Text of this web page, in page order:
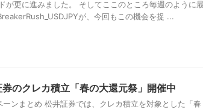
が更に進みました。 そしてここのところ毎週のように
が、今回もこの機会を捉 ...
のクレカ積立「春の大還元祭」開催中
ンまとめ 松井証券では、クレカ積立を対象とした「春